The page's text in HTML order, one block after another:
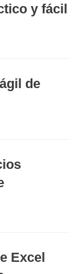
y fácil
de
Excel